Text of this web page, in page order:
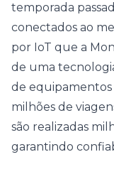
temporada
conectados ao
por IoT que a
de uma
de equipamentos
milhões de
são realizadas
garantindo